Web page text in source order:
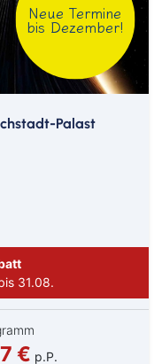
Neue Termine
bis Dezember!
Palast
31.08.
€ p.P.